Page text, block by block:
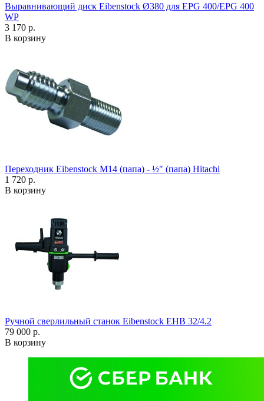
Выравнивающий диск Eibenstock Ø380 для EPG 400/EPG 400
WP
3 170 р.
В корзину
Переходник Eibenstock M14 (папа) - ½" (папа) Hitachi
1 720 р.
В корзину
Ручной сверлильный станок Eibenstock EHB 32/4.2
79 000 р.
В корзину